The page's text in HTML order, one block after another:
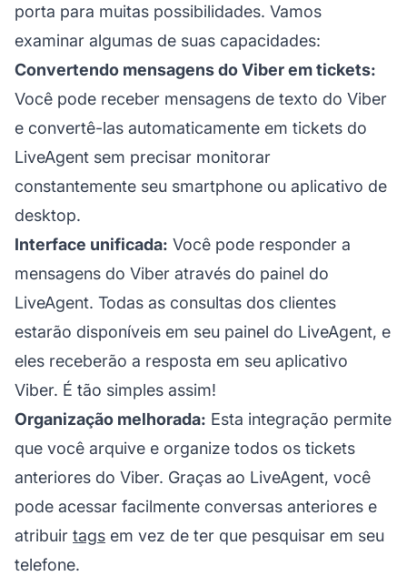
porta para muitas possibilidades. Vamos
examinar algumas de suas capacidades:
Convertendo mensagens do Viber em tickets:
Você pode receber mensagens de texto do Viber
e convertê-las automaticamente em tickets do
LiveAgent sem precisar monitorar
constantemente seu smartphone ou aplicativo de
desktop.
Interface unificada: Você pode responder a
mensagens do Viber através do painel do
LiveAgent. Todas as consultas dos clientes
estarão disponíveis em seu painel do LiveAgent, e
eles receberão a resposta em seu aplicativo
Viber. É tão simples assim!
Organização melhorada: Esta integração permite
que você arquive e organize todos os tickets
anteriores do Viber. Graças ao LiveAgent, você
pode acessar facilmente conversas anteriores e
atribuir tags em vez de ter que pesquisar em seu
telefone.